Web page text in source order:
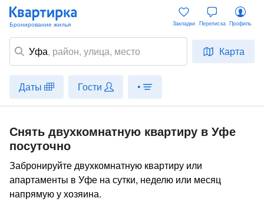
Уфа, район, улица, место Карта
Закладки Переписка Профиль
Даты Гости •
Снять двухкомнатную квартиру в Уфе
посуточно
Забронируйте двухкомнатную квартиру или
апартаменты в Уфе на сутки, неделю или месяц
напрямую у хозяина.